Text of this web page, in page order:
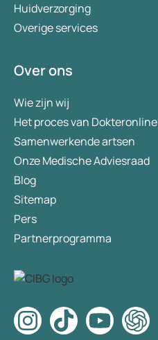
Huidverzorging
Overige services
Over ons
Wie zijn wij
Het proces van Dokteronline
Samenwerkende artsen
Onze Medische Adviesraad
Blog
Sitemap
Pers
Partnerprogramma